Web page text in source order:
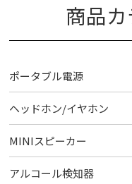
商品
ポータブル電源
ヘッドホン/イヤホン
MINIスピーカー
アルコール検知器